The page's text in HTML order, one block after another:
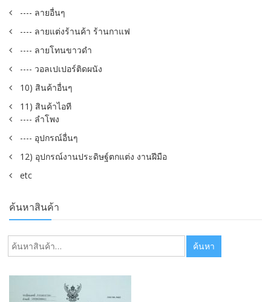
---- ลายอื่นๆ
---- ลายแต่งร้านค้า ร้านกาแฟ
---- ลายโทนขาวดำ
---- วอลเปเปอร์ติดผนัง
10) สินค้าอื่นๆ
11) สินค้าไอที
---- ลำโพง
---- อุปกรณ์อื่นๆ
12) อุปกรณ์งานประดิษฐ์ตกแต่ง งานฝีมือ
etc
ค้นหาสินค้า
ค้นหา: ค้นหา